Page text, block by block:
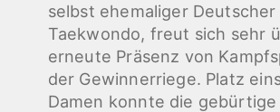
selbst ehemaliger
Taekwondo, freut sich sehr
erneute Präsenz von
der Gewinnerriege. Platz
Damen konnte die